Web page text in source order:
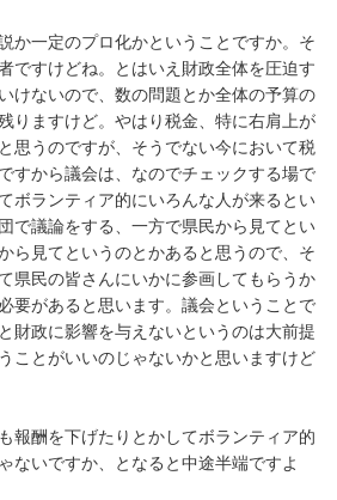
か一定のプロ化かということですか。そ
ですけどね。とはいえ財政全体を圧迫す
けないので、数の問題とか全体の予算の
りますけど。やはり税金、特に右肩上が
思うのですが、そうでない今において税
すから議会は、なのでチェックする場で
ボランティア的にいろんな人が来るとい
で議論をする、一方で県民から見てとい
ら見てというのとかあると思うので、そ
県民の皆さんにいかに参画してもらうか
要があると思います。議会ということで
財政に影響を与えないというのは大前提
ことがいいのじゃないかと思いますけど
報酬を下げたりとかしてボランティア的
ないですか、となると中途半端ですよ